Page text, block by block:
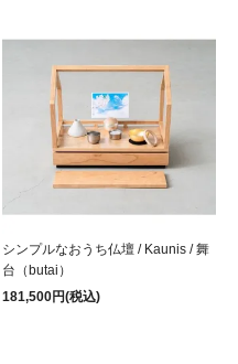
シンプルなおうち仏壇 / Kaunis / 舞
台（butai）
181,500円(税込)